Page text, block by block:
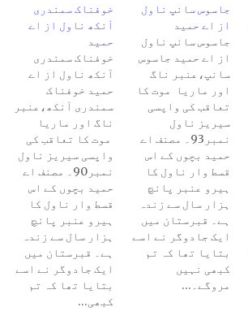
خوفناک سمندری
آنکھ ناول از اے
حمید
خوفناک سمندری
آنکھ ناول از اے
حمید خوفناک
سمندری آنکھ،عنبر
ناگ اور ماریا
موت کا تعاقب کی
واپسی سیریز ناول
نمبر90۔ مصنف اے
حمید بچوں کے اس
قسط وار ناول کا
ہیرو عنبر پانچ
ہزار سال سے زندہ
ہے۔ قبرستان میں
ایک جادوگر نے اسے
بتایا تھا کہ تم
کبھی…
جاسوس سانپ ناول
از اے حمید
جاسوس سانپ ناول
از اے حمید جاسوس
سانپ،عنبر ناگ
اور ماریا موت کا
تعاقب کی واپسی
سیریز ناول
نمبر93۔ مصنف اے
حمید بچوں کے اس
قسط وار ناول کا
ہیرو عنبر پانچ
ہزار سال سے زندہ
ہے۔ قبرستان میں
ایک جادوگر نے اسے
بتایا تھا کہ تم
کبھی نہیں
مروگے۔…